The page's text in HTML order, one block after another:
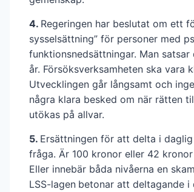
4. Regeringen har beslutat om ett
sysselsättning” för personer med
funktionsnedsättningar. Man
år. Försöksverksamheten ska vara
Utvecklingen går långsamt och
några klara besked om när rätten
utökas på allvar.
5. Ersättningen för att delta i
fråga. Är 100 kronor eller 42
Eller innebär båda nivåerna en
LSS-lagen betonar att deltagande